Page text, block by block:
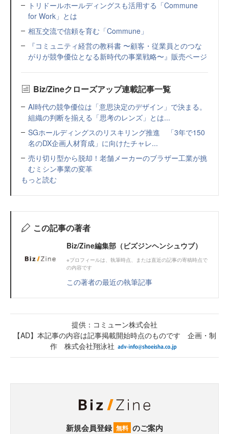
トリドールホールディングスも活用する「Commune
for Work」とは
相互交流で信頼を育む「Commune」
『コミュニティ経営の教科書 〜顧客・従業員とのつな
がりが競争優位となる新時代の事業戦略〜』販売ページ
Biz/Zineクローズアップ連載記事一覧
AI時代の競争優位は「意思決定のデザイン」で決まる。
組織の判断を揃える「思考のレンズ」とは...
SGホールディングスのリスキリング推進 「3年で150
名のDX企画人材育成」に向けたチャレ...
売り切り型から脱却！老舗メーカーのブラザー工業が挑
むミシン事業の変革
もっと読む
この記事の著者
Biz/Zine編集部（ビズジンヘンシュウブ）
※プロフィールは、執筆時点、または直近の記事の寄稿時点で
の内容です
この著者の最近の執筆記事
提供：コミューン株式会社
【AD】本記事の内容は記事掲載開始時点のものです 企画・制
作 株式会社翔泳社
新規会員登録 無料 のご案内